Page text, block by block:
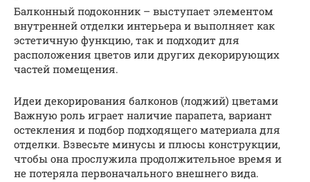
Балконный подоконник – выступает элементом
внутренней отделки интерьера и выполняет как
эстетичную функцию, так и подходит для
расположения цветов или других декорирующих
частей помещения.
Идеи декорирования балконов (лоджий) цветами
Важную роль играет наличие парапета, вариант
остекления и подбор подходящего материала для
отделки. Взвесьте минусы и плюсы конструкции,
чтобы она прослужила продолжительное время и
не потеряла первоначального внешнего вида.